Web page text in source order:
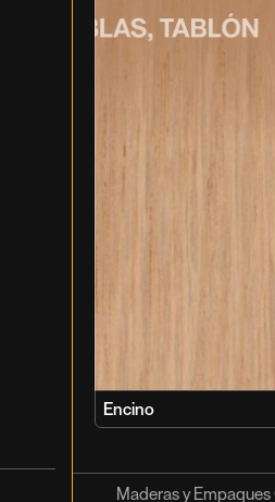
Encino
Maderas y Empaques